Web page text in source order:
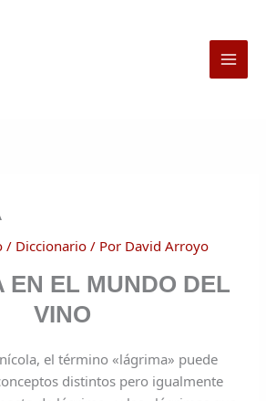
/ Diccionario / Por David Arroyo
EN EL MUNDO DEL
VINO
el término «lágrima» puede
distintos pero igualmente